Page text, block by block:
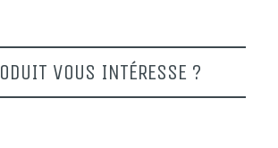
VOUS INTÉRESSE ?